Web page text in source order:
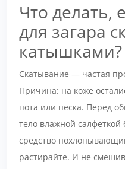
Что делать,
для загара
катышками?
Скатывание — частая
Причина: на коже
пота или песка. Перед
тело влажной салфеткой
средство
растирайте. И не